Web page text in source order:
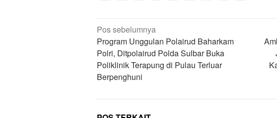
Navigasi
pos
Pos sebelumnya
Program Unggulan Polairud Baharkam
Polri, Ditpolairud Polda Sulbar Buka
Poliklinik Terapung di Pulau Terluar
Berpenghuni